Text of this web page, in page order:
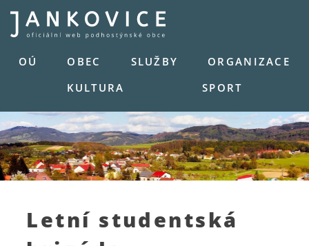
Skip
content
OÚ
OBEC SLUŽBY
ORGANIZACE
KULTURA
SPORT
Letní studentská